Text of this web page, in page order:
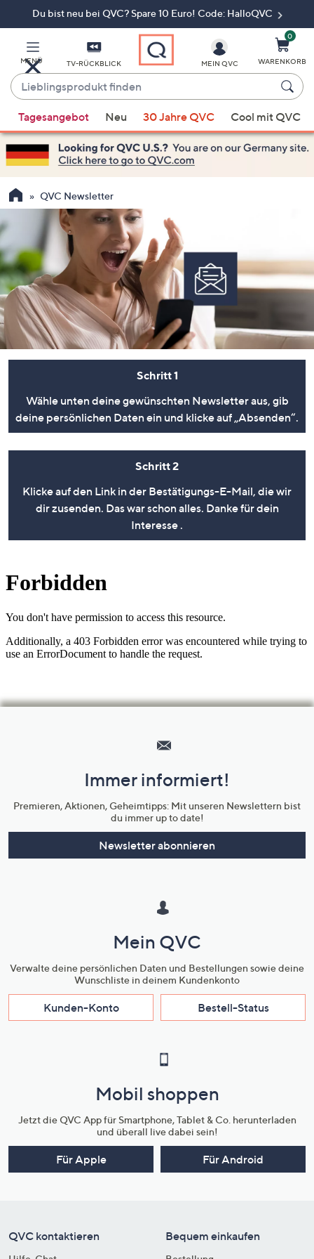
Du bist neu bei QVC? Spare 10 Euro! Code: HalloQVC
MENÜ TV-RÜCKBLICK
Lieblingsprodukt
finden
Vorschläge
verfügbar
sind,
verwenden
Sie
die
Pfeiltasten
nach
oben
und
nach
unten
oder
wischen
Sie
Touch-
Geräten
um
diese
MEIN QVC
0
WARENKORB
Tagesangebot Neu 30 Jahre QVC Cool mit QVC
QVC Newsletter
Schritt 1
Wähle unten deine gewünschten Newsletter aus, gib
deine persönlichen Daten ein und klicke auf „Absenden“.
Schritt 2
Klicke auf den Link in der Bestätigungs-E-Mail, die wir
dir zusenden. Das war schon alles. Danke für dein
Interesse .
Unternehmensinformationen
Immer informiert!
Premieren, Aktionen, Geheimtipps: Mit unseren Newslettern bist
du immer up to date!
Newsletter abonnieren
Mein QVC
Verwalte deine persönlichen Daten und Bestellungen sowie deine
Wunschliste in deinem Kundenkonto
Kunden-Konto Bestell-Status
Mobil shoppen
Jetzt die QVC App für Smartphone, Tablet & Co. herunterladen
und überall live dabei sein!
Für Apple Für Android
QVC kontaktieren Bequem einkaufen